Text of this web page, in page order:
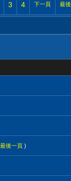
3 4 下一頁 最後
最後一頁 )